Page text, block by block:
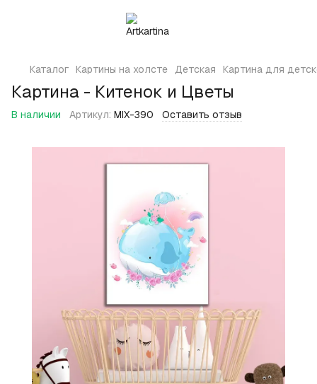
Каталог Картины на холсте Детская Картина для
Картина - Китенок и Цветы
В наличии Артикул: MIX-390 Оставить отзыв